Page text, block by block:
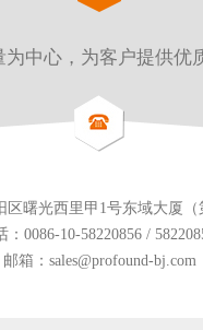
为中心，为客户提供优
区曙光西里甲1号东域大厦（
：0086-10-58220856 /
邮箱： sales@profound-bj.com